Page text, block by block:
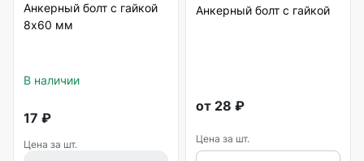
Анкерный болт с гайкой
8х60 мм
В наличии
17 ₽
Цена за шт.
Анкерный болт с гайкой
от 28 ₽
Цена за шт.